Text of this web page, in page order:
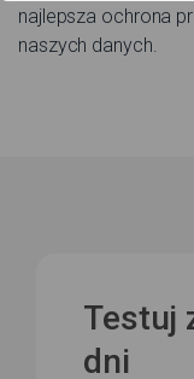
najlepsza ochrona
naszych danych.